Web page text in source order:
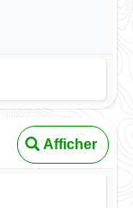
Afficher